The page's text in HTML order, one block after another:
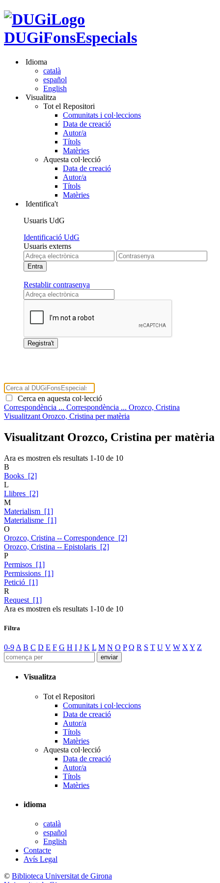
DUGiFonsEspecials
Idioma
català
español
English
Visualitza
Tot el Repositori
Comunitats i col·leccions
Data de creació
Autor/a
Títols
Matèries
Aquesta col·lecció
Data de creació
Autor/a
Títols
Matèries
Identifica't
Usuaris UdG
Identificació UdG
Usuaris externs
Restablir contrasenya
Cerca en aquesta col·lecció
Correspondència ... Correspondència ... Orozco, Cristina
Visualitzant Orozco, Cristina per matèria
Visualitzant Orozco, Cristina per matèria
Ara es mostren els resultats 1-10 de 10
B
Books [2]
L
Llibres [2]
M
Materialism [1]
Materialisme [1]
O
Orozco, Cristina -- Correspondence [2]
Orozco, Cristina -- Epistolaris [2]
P
Permisos [1]
Permissions [1]
Petició [1]
R
Request [1]
Ara es mostren els resultats 1-10 de 10
Filtra
0-9 A B C D E F G H I J K L M N O P Q R S T U V W X Y Z
Visualitza
Tot el Repositori
Comunitats i col·leccions
Data de creació
Autor/a
Títols
Matèries
Aquesta col·lecció
Data de creació
Autor/a
Títols
Matèries
idioma
català
español
English
Contacte
Avís Legal
© Biblioteca Universitat de Girona